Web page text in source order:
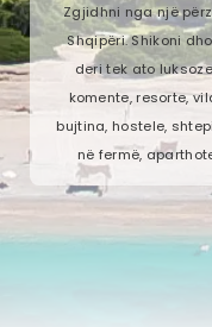
Zgjidhni nga një
Shqipëri. Shikoni
deri tek ato
komente, resorte,
bujtina, hostele,
në fermë,